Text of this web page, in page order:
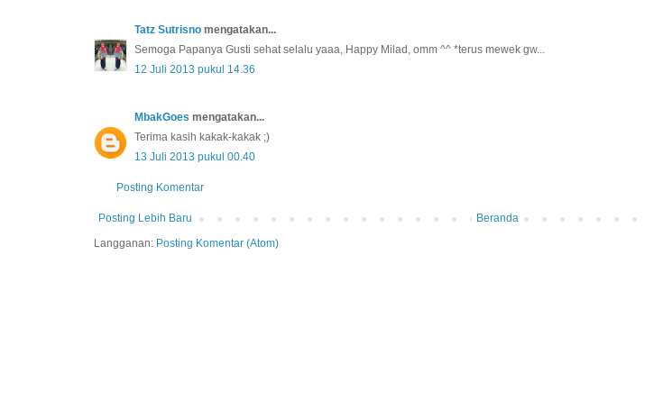
Tatz Sutrisno mengatakan...
Semoga Papanya Gusti sehat selalu yaaa, Happy Milad, omm ^^ *terus mewek gw...
12 Juli 2013 pukul 14.36
MbakGoes mengatakan...
Terima kasih kakak-kakak ;)
13 Juli 2013 pukul 00.40
Posting Komentar
Posting Lebih Baru
Beranda
Langganan: Posting Komentar (Atom)